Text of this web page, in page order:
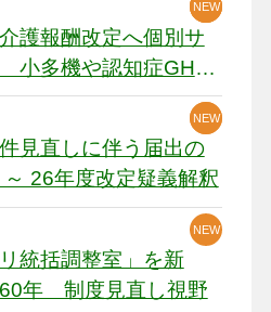
護報酬改定へ個別サ
小多機や認知症GH、
機感
NEW
NEW
NEW
見直しに伴う届出の
26年度改定疑義解釈
NEW
NEW
統括調整室」を新
年 制度見直し視野
NEW